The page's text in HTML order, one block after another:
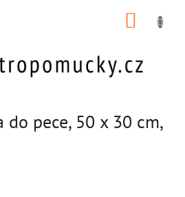
do pece, 50 x 30 cm,